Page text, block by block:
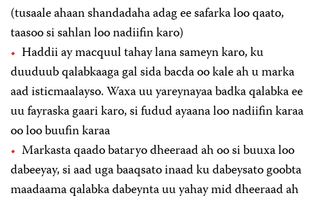
(tusaale ahaan shandadaha adag ee safarka loo qaato,
taasoo si sahlan loo nadiifin karo)
Haddii ay macquul tahay lana sameyn karo, ku
duuduub qalabkaaga gal sida bacda oo kale ah u marka
aad isticmaalayso. Waxa uu yareynayaa badka qalabka ee
uu fayraska gaari karo, si fudud ayaana loo nadiifin karaa
oo loo buufin karaa
Markasta qaado bataryo dheeraad ah oo si buuxa loo
dabeeyay, si aad uga baaqsato inaad ku dabeysato goobta
maadaama qalabka dabeynta uu yahay mid dheeraad ah